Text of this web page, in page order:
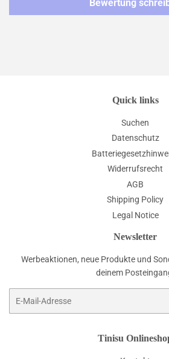
Bewertung
Quick links
Suchen
Datenschutz
Widerrufsrecht
AGB
Shipping Policy
Legal Notice
Newsletter
Werbeaktionen, neue Produkte und
deinem
Tinisu